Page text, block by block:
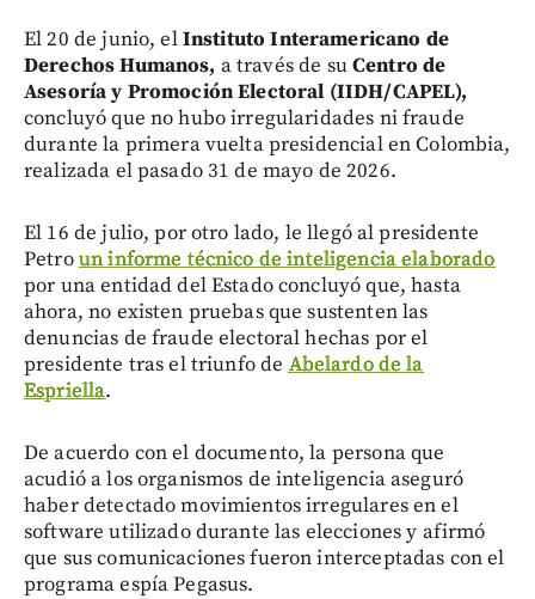
El 20 de junio, elInstituto Interamericano de
Derechos Humanos, a través de suCentro de
Asesoría y Promoción Electoral (IIDH/CAPEL),
concluyó que no hubo irregularidades ni fraude
durante la primera vuelta presidencial en Colombia,
realizada el pasado 31 de mayo de 2026.
El 16 de julio, por otro lado, le llegó al presidente
Petroun informe técnico de inteligencia elaborado
por una entidad del Estado concluyó que, hasta
ahora, no existen pruebas que sustenten las
denuncias de fraude electoral hechas por el
presidente tras el triunfo de Abelardo de la
Espriella.
De acuerdo con el documento, la persona que
acudió a los organismos de inteligencia aseguró
haber detectado movimientos irregulares en el
software utilizado durante las elecciones y afirmó
que sus comunicaciones fueron interceptadas con el
programa espía Pegasus.